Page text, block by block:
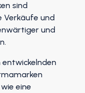
sind
Verkäufe und
und
eine